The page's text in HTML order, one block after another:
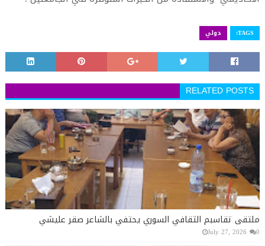
TAGS: دولي
RELATED POSTS
ملتقى تقاسبم الثقافي السوري يحتفي بالشاعر صقر عليشي
July 27, 2026 0